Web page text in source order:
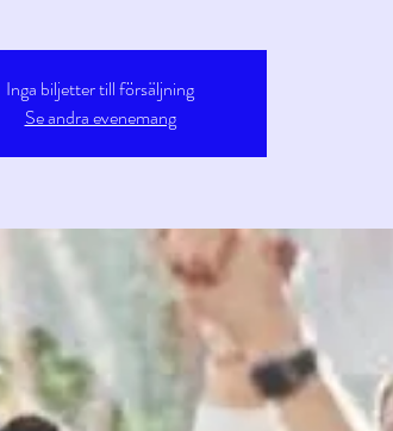
Inga biljetter till försäljning
Se andra evenemang